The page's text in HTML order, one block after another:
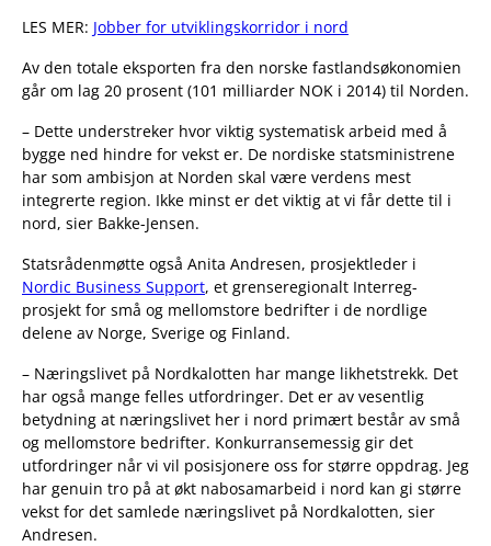
LES MER: Jobber for utviklingskorridor i nord
Av den totale eksporten fra den norske fastlandsøkonomien
går om lag 20 prosent (101 milliarder NOK i 2014) til Norden.
– Dette understreker hvor viktig systematisk arbeid med å
bygge ned hindre for vekst er. De nordiske statsministrene
har som ambisjon at Norden skal være verdens mest
integrerte region. Ikke minst er det viktig at vi får dette til i
nord, sier Bakke-Jensen.
Statsrådenmøtte også Anita Andresen, prosjektleder i
Nordic Business Support, et grenseregionalt Interreg-
prosjekt for små og mellomstore bedrifter i de nordlige
delene av Norge, Sverige og Finland.
– Næringslivet på Nordkalotten har mange likhetstrekk. Det
har også mange felles utfordringer. Det er av vesentlig
betydning at næringslivet her i nord primært består av små
og mellomstore bedrifter. Konkurransemessig gir det
utfordringer når vi vil posisjonere oss for større oppdrag. Jeg
har genuin tro på at økt nabosamarbeid i nord kan gi større
vekst for det samlede næringslivet på Nordkalotten, sier
Andresen.